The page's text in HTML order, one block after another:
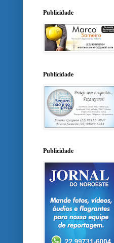
Publicidade
Publicidade
Publicidade